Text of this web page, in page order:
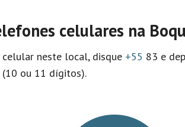
celulares na
neste local, disque +55 83 e
ou 11 dígitos).